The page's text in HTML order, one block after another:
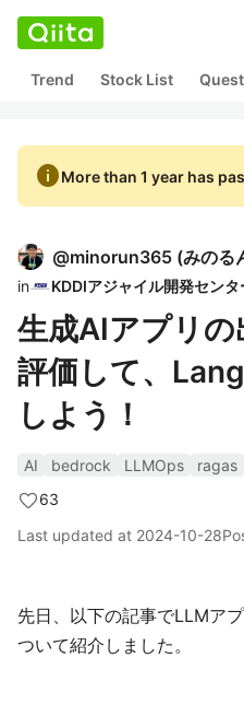
Trend Stock List
infoMore than 1 year has
@minorun365 (みのる
in
生成AIアプリ
評価して、
しよう！
AI bedrock LLMOps ragas
63
Last updated at 2024-10-28
先日、以下の記事でLLMア
ついて紹介しました。